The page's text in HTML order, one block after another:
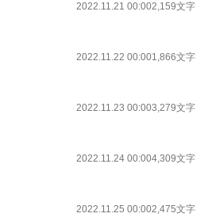
2022.11.21 00:002,159文字
2022.11.22 00:001,866文字
2022.11.23 00:003,279文字
2022.11.24 00:004,309文字
2022.11.25 00:002,475文字